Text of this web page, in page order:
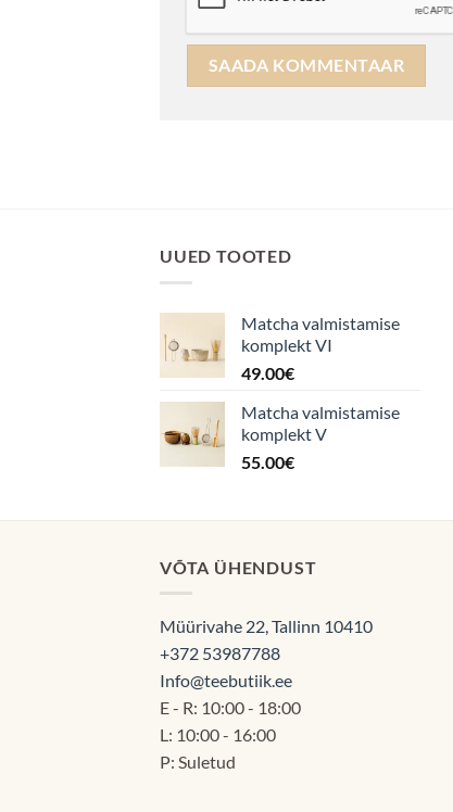
UUED TOOTED
Matcha valmistamise
komplekt VI
49.00€
Matcha valmistamise
komplekt V
55.00€
VÕTA ÜHENDUST
Müürivahe 22, Tallinn 10410
+372 53987788
Info@teebutiik.ee
E - R: 10:00 - 18:00
L: 10:00 - 16:00
P: Suletud